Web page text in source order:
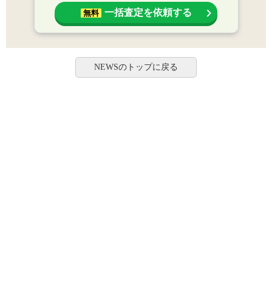
無料 一括査定を依頼する
NEWSのトップに戻る